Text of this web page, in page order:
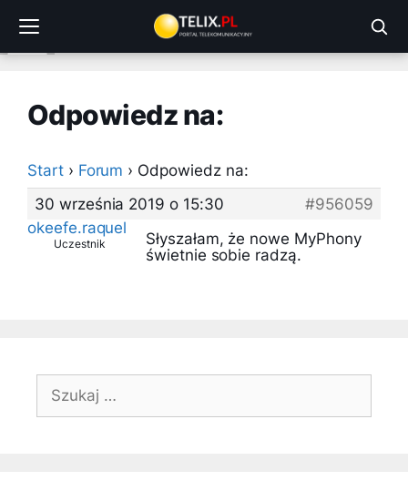
treści
Odpowiedz na:
Start › Forum › Odpowiedz na:
30 września 2019 o 15:30
#956059
okeefe.raquel
Uczestnik
Słyszałam, że nowe MyPhony
świetnie sobie radzą.
Szukaj: